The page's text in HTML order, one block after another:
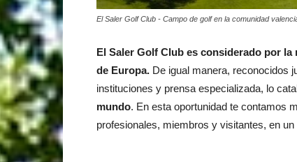
El Saler Golf Club - Campo de golf en la comunidad
El Saler Golf Club es considerado por
de Europa. De igual manera, reconocidos
instituciones y prensa especializada, lo
mundo. En esta oportunidad te contamos
profesionales, miembros y visitantes, en